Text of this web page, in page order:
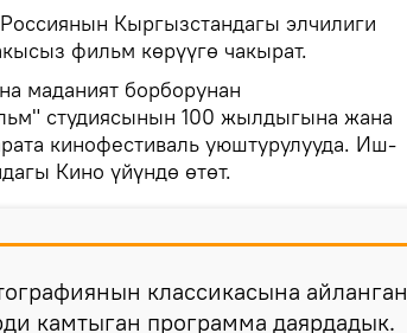
Россиянын Кыргызстандагы элчилиги
фильм көрүүгө чакырат.
маданият борборунан
студиясынын 100 жылдыгына жана
кинофестиваль уюштурулууда. Иш-
Кино үйүндө өтөт.
классикасына айланган
камтыган программа даярдадык.